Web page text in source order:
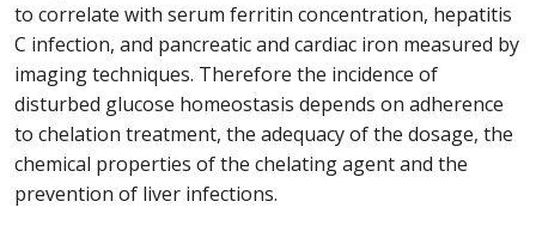
to correlate with serum ferritin concentration, hepatitis
C infection, and pancreatic and cardiac iron measured by
imaging techniques. Therefore the incidence of
disturbed glucose homeostasis depends on adherence
to chelation treatment, the adequacy of the dosage, the
chemical properties of the chelating agent and the
prevention of liver infections.